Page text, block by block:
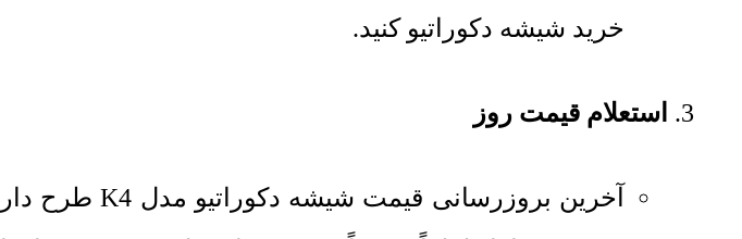
خرید شیشه دکوراتیو کنید.
استعلام قیمت روز